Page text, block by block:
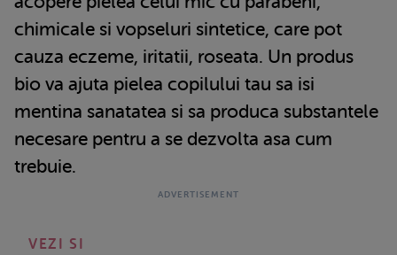
chimicale si vopseluri sintetice, care pot
cauza eczeme, iritatii, roseata. Un produs
bio va ajuta pielea copilului tau sa isi
mentina sanatatea si sa produca substantele
necesare pentru a se dezvolta asa cum
trebuie.
VEZI SI